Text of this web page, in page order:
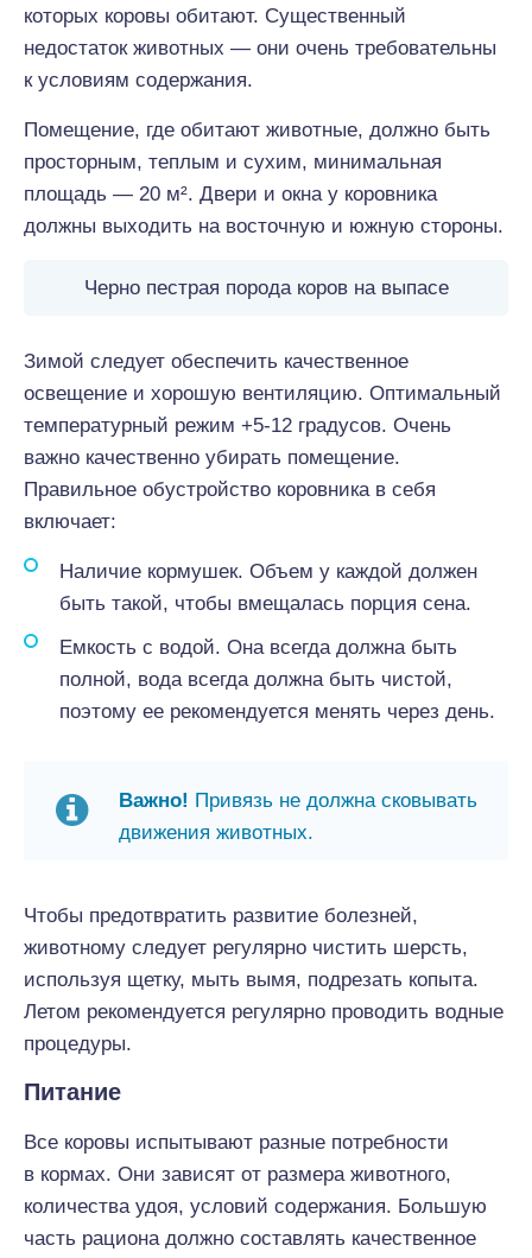
которых коровы обитают. Существенный
недостаток животных — они очень требовательны
к условиям содержания.
Помещение, где обитают животные, должно быть
просторным, теплым и сухим, минимальная
площадь — 20 м². Двери и окна у коровника
должны выходить на восточную и южную стороны.
Черно пестрая порода коров на выпасе
Зимой следует обеспечить качественное
освещение и хорошую вентиляцию. Оптимальный
температурный режим +5-12 градусов. Очень
важно качественно убирать помещение.
Правильное обустройство коровника в себя
включает:
Наличие кормушек. Объем у каждой должен
быть такой, чтобы вмещалась порция сена.
Емкость с водой. Она всегда должна быть
полной, вода всегда должна быть чистой,
поэтому ее рекомендуется менять через день.
Важно! Привязь не должна сковывать
движения животных.
Чтобы предотвратить развитие болезней,
животному следует регулярно чистить шерсть,
используя щетку, мыть вымя, подрезать копыта.
Летом рекомендуется регулярно проводить водные
процедуры.
Питание
Все коровы испытывают разные потребности
в кормах. Они зависят от размера животного,
количества удоя, условий содержания. Большую
часть рациона должно составлять качественное